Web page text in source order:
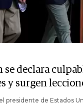
se declara
y surgen
presidente de Estados